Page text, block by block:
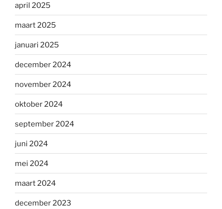
april 2025
maart 2025
januari 2025
december 2024
november 2024
oktober 2024
september 2024
juni 2024
mei 2024
maart 2024
december 2023